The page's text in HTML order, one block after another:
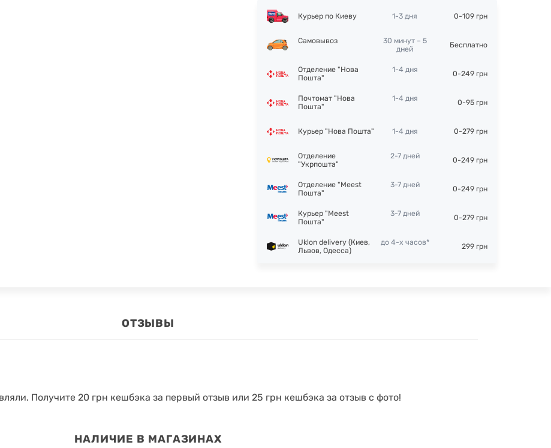
Курьер по Киеву 1-3 дня 0-109 грн
Самовывоз
30 минут – 5
дней
Бесплатно
Отделение "Нова
Пошта"
1-4 дня 0-249 грн
Почтомат "Нова
Пошта"
1-4 дня 0-95 грн
Курьер "Нова Пошта" 1-4 дня 0-279 грн
Отделение
"Укрпошта"
2-7 дней 0-249 грн
Отделение "Meest
Пошта"
3-7 дней 0-249 грн
Курьер "Meest
Пошта"
3-7 дней 0-279 грн
Uklon delivery (Киев,
Львов, Одесса)
до 4-х часов* 299 грн
ОТЗЫВЫ
Получите 20 грн кешбэка за первый отзыв или 25 грн кешбэка за отзыв с фото!
НАЛИЧИЕ В МАГАЗИНАХ